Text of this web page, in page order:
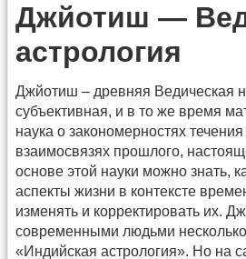
Джйотиш —
астрология
Джйотиш – древняя Ведическая
субъективная, и в то же время
наука о закономерностях
взаимосвязях прошлого,
основе этой науки можно знать,
аспекты жизни в контексте
изменять и корректировать их.
современными людьми
«Индийская астрология». Но на